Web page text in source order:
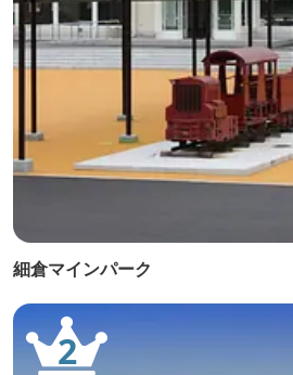
細倉マインパーク
2